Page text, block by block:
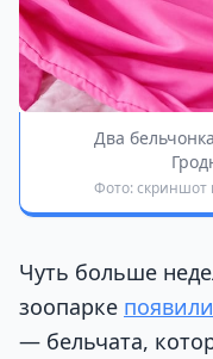
Два
Фото: скриншот
Чуть больше
зоопарке
— бельчата,